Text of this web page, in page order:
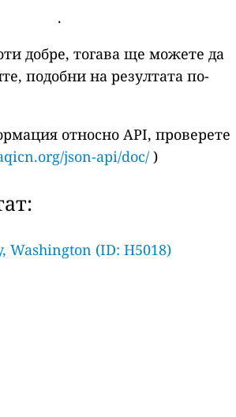
.
добре, тогава ще можете да
подобни на резултата по-
относно API, проверете
json-api/doc/ )
Washington (ID: H5018)